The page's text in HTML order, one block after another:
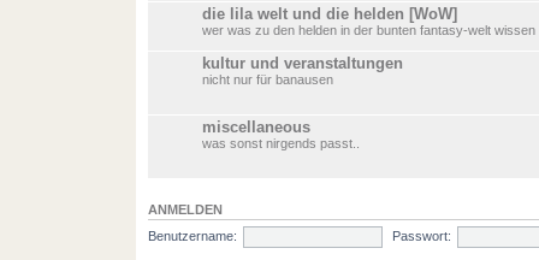
die lila welt und die helden [WoW]
wer was zu den helden in der bunten fantasy-welt wissen
kultur und veranstaltungen
nicht nur für banausen
miscellaneous
was sonst nirgends passt..
ANMELDEN
Benutzername:
Passwort: